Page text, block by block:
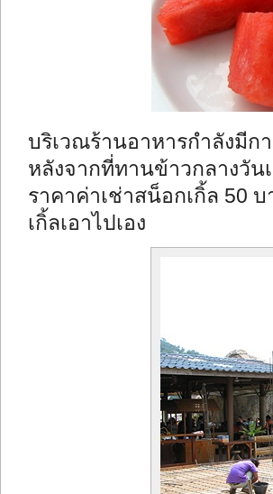
บริเวณร้านอาหารกำลังมีก
หลังจากที่ทานข้าวกลางวัน
ราคาค่าเช่าสน็อกเกิ้ล 50
เกิ้ลเอาไปเอง